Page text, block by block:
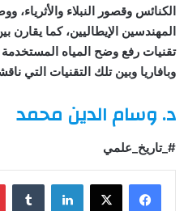
الكنائس وقصور النبلاء
المهندسين الإيطاليين، كما
تقنيات رفع وضح المياه
وبافاريا وبين تلك التقنيات التي
د. وسام الدين محمد
#_تاريخ_علمي
لينكدإن